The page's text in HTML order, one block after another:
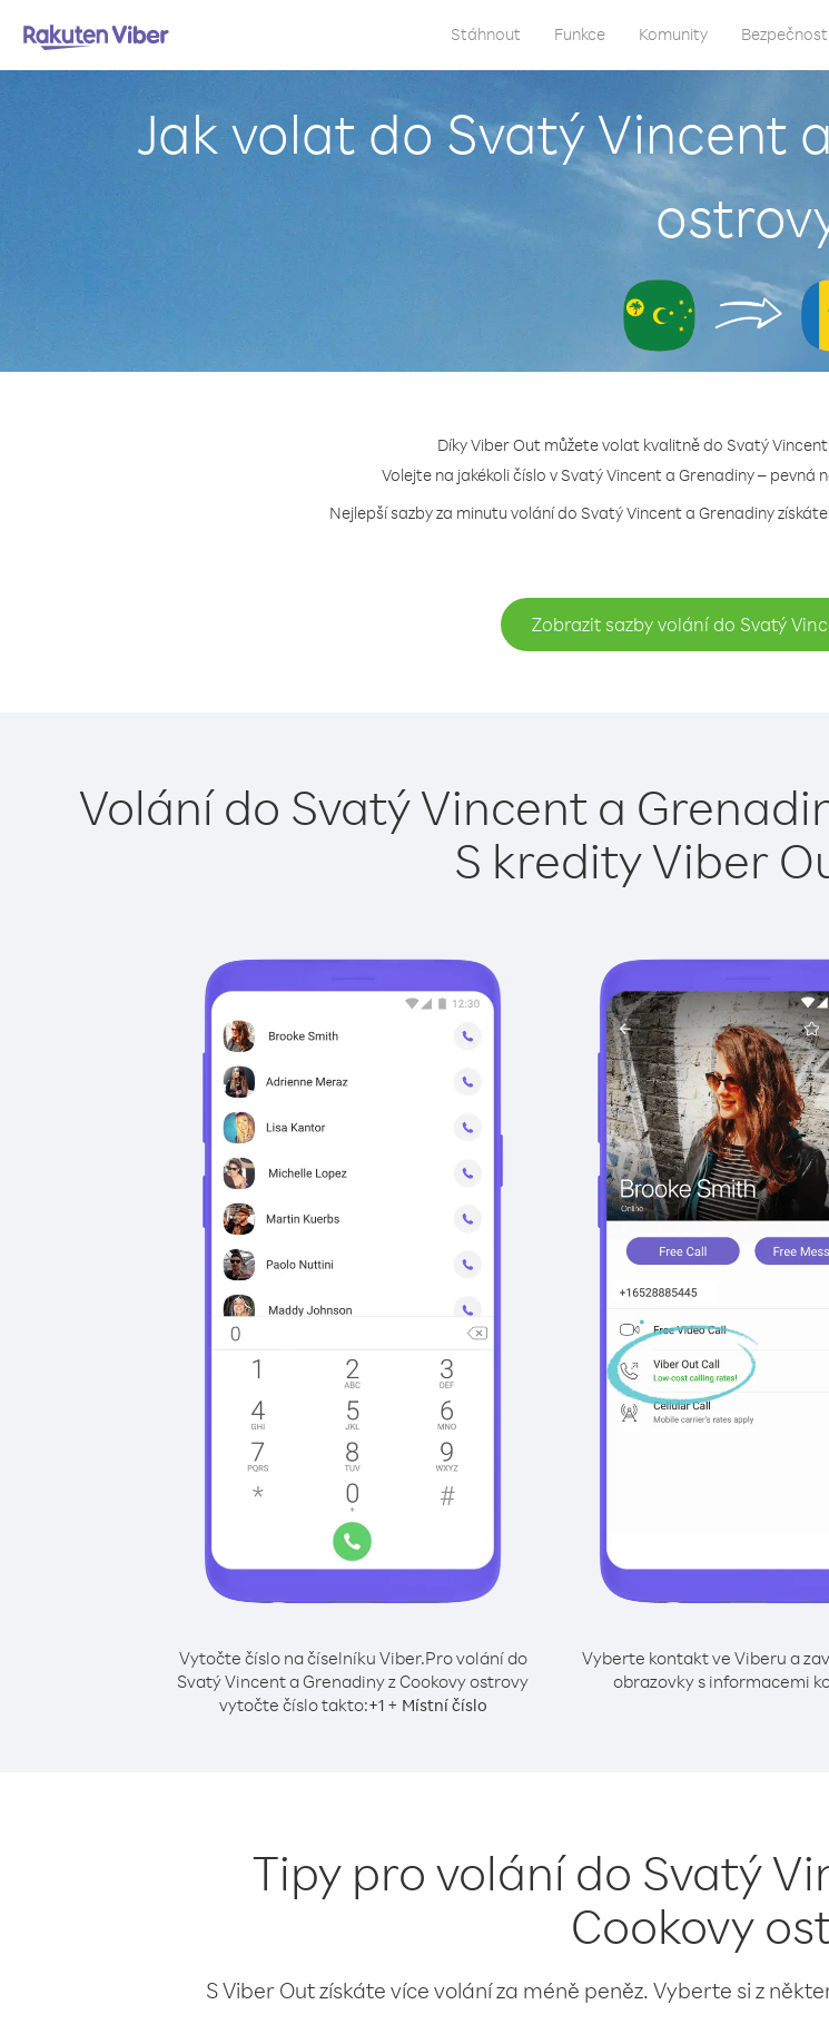
Stáhnout Funkce Komunity Bezpečnost
Jak volat do Svatý Vincent
Díky Viber Out můžete volat kvalitně do Svatý
Volejte na jakékoli číslo v Svatý Vincent a Grenadiny – pevná
Nejlepší sazby za minutu volání do Svatý Vincent a Grenadiny
Zobrazit sazby volání do Svatý
Volání do Svatý Vincent a
S kredity Viber
Vytočte číslo na číselníku Viber.Pro volání do
Svatý Vincent a Grenadiny z Cookovy ostrovy
vytočte číslo takto:+1+ Místní číslo
Vyberte kontakt ve Viberu a
obrazovky s informacemi
Tipy pro volání do Svatý
Cookovy
S Viber Out získáte více volání za méně peněz. Vyberte si z